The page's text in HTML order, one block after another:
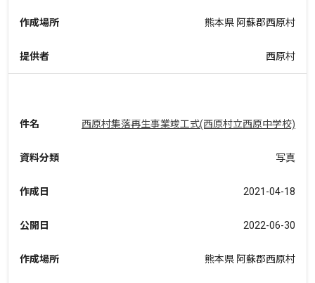
作成場所 熊本県 阿蘇郡西原村
提供者 西原村
件名 西原村集落再生事業竣工式(西原村立西原中学校)
資料分類 写真
作成日 2021-04-18
公開日 2022-06-30
作成場所 熊本県 阿蘇郡西原村